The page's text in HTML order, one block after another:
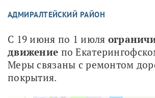
АДМИРАЛТЕЙСКИЙ РАЙОН
С 19 июня по 1 июля
движение по
Меры связаны с ремонтом
покрытия.